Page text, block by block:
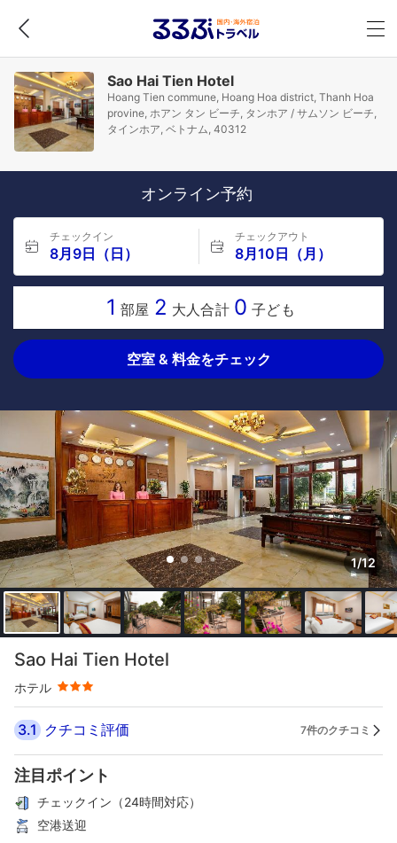
Sao Hai Tien Hotel
Hoang Tien commune, Hoang Hoa district, Thanh Hoa
provine, ホアン タン ビーチ, タンホア / サムソン ビーチ,
タインホア, ベトナム, 40312
オンライン予約
チェックイン
8月9日（日）
チェックアウト
8月10日（月）
1 部屋 2 大人合計 0 子ども
空室 & 料金をチェック
1/12
Sao Hai Tien Hotel
ホテル
星評価 3つ星
3.1 クチコミ評価 7件のクチコミ
注目ポイント
チェックイン（24時間対応）
空港送迎